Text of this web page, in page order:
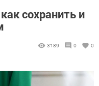
сохранить и
3189 0 0